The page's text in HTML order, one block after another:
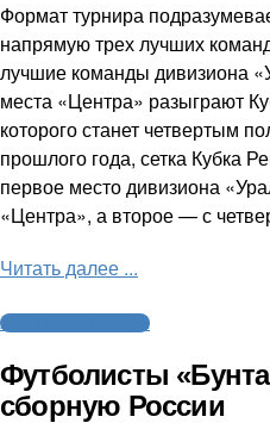
Формат турнира
напрямую трех лучших
лучшие команды дивизиона
места «Центра» разыграют
которого станет четвертым
прошлого года, сетка Кубка
первое место дивизиона
«Центра», а второе — с
Читать далее ...
Американский футбол
Футболисты
сборную России